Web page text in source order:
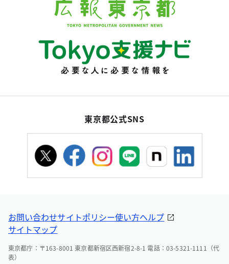
東京都公式SNS
お問い合わせサイトポリシー使い方ヘルプ
サイトマップ
東京都庁：〒163-8001 東京都新宿区西新宿2-8-1 電話：03-5321-1111（代
表）